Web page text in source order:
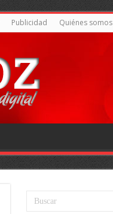
Publicidad Quiénes somos